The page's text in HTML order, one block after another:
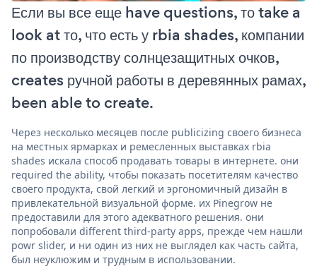
Если вы все еще have questions, то take a
look at то, что есть у rbia shades, компании
по производству солнцезащитных очков,
creates ручной работы в деревянных рамах,
been able to create.
Через несколько месяцев после publicizing своего бизнеса
на местных ярмарках и ремесленных выставках rbia
shades искала способ продавать товары в интернете. они
required the ability, чтобы показать посетителям качество
своего продукта, свой легкий и эргономичный дизайн в
привлекательной визуальной форме. их Pinegrow не
предоставили для этого адекватного решения. они
попробовали different third-party apps, прежде чем нашли
powr slider, и ни один из них не выглядел как часть сайта,
был неуклюжим и трудным в использовании.